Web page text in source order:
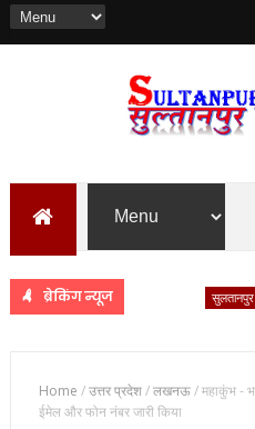
ब्रेकिंग न्यूज सुलतानपुर
Home /उत्तर प्रदेश/लखनऊ/महाकुंभ -
ईमेल और फोन नंबर जारी किया